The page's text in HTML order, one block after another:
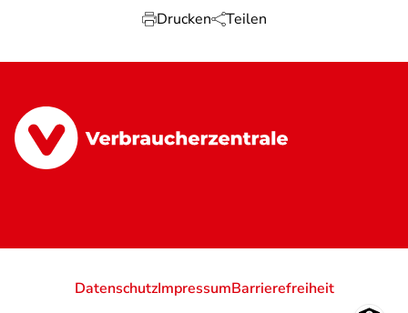
Drucken Teilen
DatenschutzImpressumBarrierefreiheit